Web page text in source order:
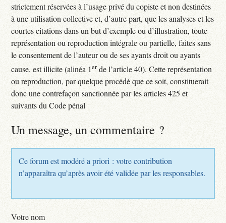
strictement réservées à l’usage privé du copiste et non destinées
à une utilisation collective et, d’autre part, que les analyses et les
courtes citations dans un but d’exemple ou d’illustration, toute
représentation ou reproduction intégrale ou partielle, faites sans
le consentement de l’auteur ou de ses ayants droit ou ayants
cause, est illicite (alinéa 1er de l’article 40). Cette représentation
ou reproduction, par quelque procédé que ce soit, constituerait
donc une contrefaçon sanctionnée par les articles 425 et
suivants du Code pénal
Un message, un commentaire ?
Ce forum est modéré a priori : votre contribution
n’apparaîtra qu’après avoir été validée par les responsables.
Votre nom